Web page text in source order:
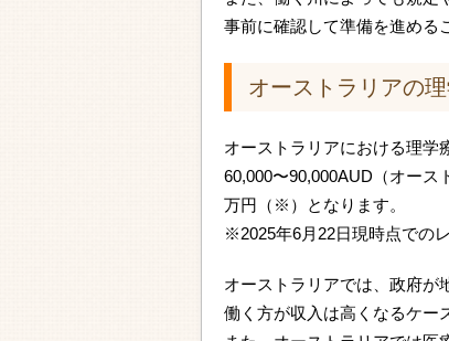
事前に確認して準備を進める
オーストラリアの
オーストラリアにおける理学
60,000〜90,000AUD（オー
万円（※）となります。
※2025年6月22日現時点での
オーストラリアでは、政府が
働く方が収入は高くなるケー